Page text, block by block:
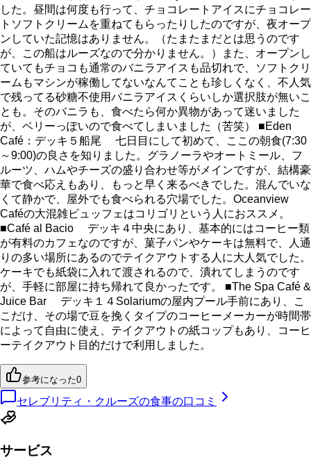
した。昼間は何度も行って、チョコレートアイスにチョコレー
トソフトクリームを重ねてもらったりしたのですが、夜オープ
ンしていた記憶はありません。（たまたまだとは思うのです
が、この船はルーズなので分かりません。）また、オープンし
ていてもチョコも通常のバニラアイスも品切れで、ソフトクリ
ームもマシンが稼働してないなんてことも珍しくなく、不人気
で残ってる砂糖不使用バニラアイスくらいしか選択肢が無いこ
とも。そのバニラも、食べたら何か異物があって迷いました
が、ベリーっぽいので食べてしまいました（苦笑） ■Eden
Café：デッキ５船尾 七日目にして初めて、ここの朝食(7:30
～9:00)の良さを知りました。グラノーラやオートミール、フ
ルーツ、ハムやチーズの盛り合わせ等がメインですが、結構豪
華で食べ応えもあり、もっと早く来るべきでした。混んでいな
くて静かで、屋外でも食べられる穴場でした。Oceanview
Caféの大混雑ビュッフェはコリゴリという人におススメ。
■Café al Bacio デッキ４中央にあり、基本的にはコーヒー類
が有料のカフェなのですが、菓子パンやケーキは無料で、人通
りの多い場所にあるのでテイクアウトする人に大人気でした。
ケーキでも紙袋に入れて渡されるので、潰れてしまうのです
が、手軽に部屋に持ち帰れて良かったです。 ■The Spa Café &
Juice Bar デッキ１４Solariumの屋内プール手前にあり、こ
こだけ、その場で豆を挽くタイプのコーヒーメーカーが時間帯
によって自由に使え、テイクアウトの紙コップもあり、コーヒ
ーテイクアウト目的だけで利用しました。
参考になった0
セレブリティ・クルーズの食事の口コミ
サービス